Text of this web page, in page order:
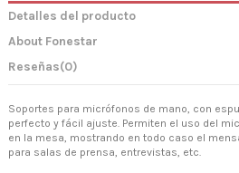
Detalles del producto
About Fonestar
Reseñas(0)
Soportes para micrófonos de mano, con
perfecto y fácil ajuste. Permiten el uso del
en la mesa, mostrando en todo caso el
para salas de prensa, entrevistas, etc.